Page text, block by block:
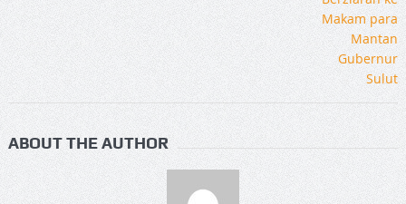
ABOUT THE AUTHOR